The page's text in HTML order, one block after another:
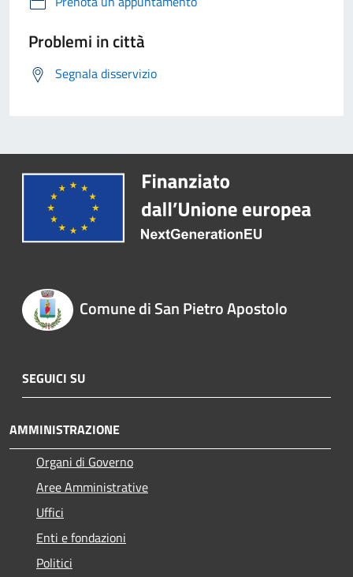
Problemi in città
Segnala disservizio
Comune di San Pietro Apostolo
SEGUICI SU
AMMINISTRAZIONE
Organi di Governo
Aree Amministrative
Uffici
Enti e fondazioni
Politici